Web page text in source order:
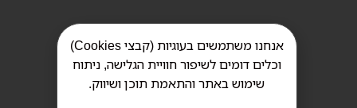
אנחנו משתמשים בעוגיות (קבצי Cookies)
וכלים דומים לשיפור חוויית הגלישה, ניתוח
שימוש באתר והתאמת תוכן ושיווק.